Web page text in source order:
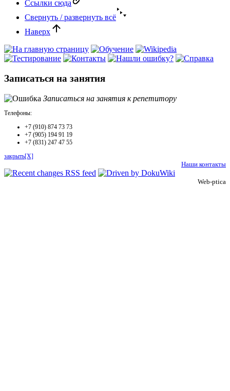
Ссылки сюда
Свернуть / развернуть всё
Наверх
Записаться на занятия
Записаться на занятия к репетитору
Телефоны:
+7 (910) 874 73 73
+7 (905) 194 91 19
+7 (831) 247 47 55
закрыть[X]
Наши контакты
Web-ptica